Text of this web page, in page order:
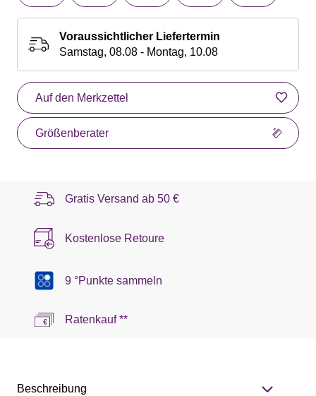
Voraussichtlicher Liefertermin
Samstag, 08.08 - Montag, 10.08
Auf den Merkzettel
Größenberater
Gratis Versand ab 50 €
Kostenlose Retoure
9 °Punkte sammeln
Ratenkauf **
Beschreibung